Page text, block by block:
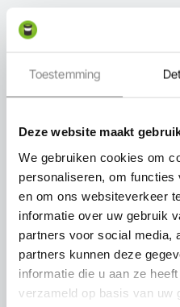
Toestemming
Deze website maakt
We gebruiken cookies om
personaliseren, om
en om ons websiteverkeer
informatie over uw gebruik
partners voor social media,
partners kunnen deze
informatie die u aan ze
verzameld op basis van uw
Snel